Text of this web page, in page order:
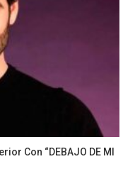
Con “DEBAJO DE MI